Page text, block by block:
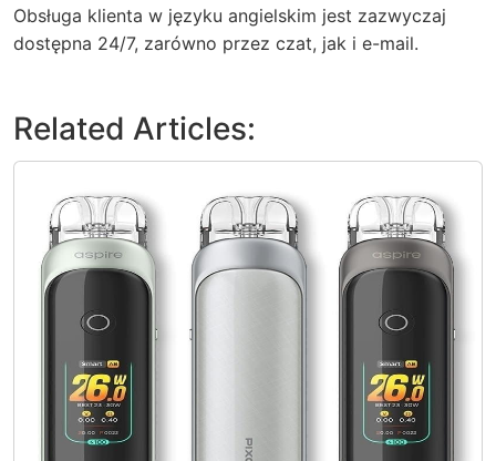
Obsługa klienta w języku angielskim jest zazwyczaj
dostępna 24/7, zarówno przez czat, jak i e-mail.
Related Articles: